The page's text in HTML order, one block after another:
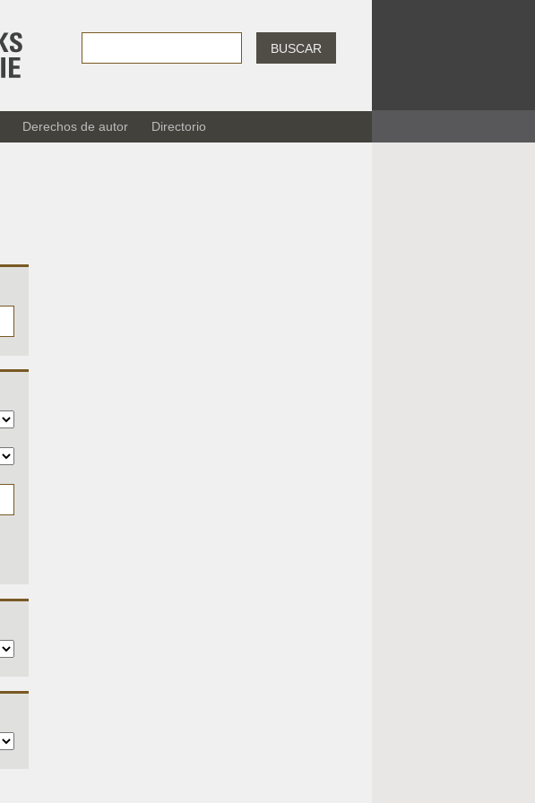
BUSCAR
Derechos de autor Directorio